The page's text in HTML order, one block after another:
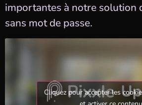
importantes à notre solution
sans mot de passe.
Cliquez pour accepter les